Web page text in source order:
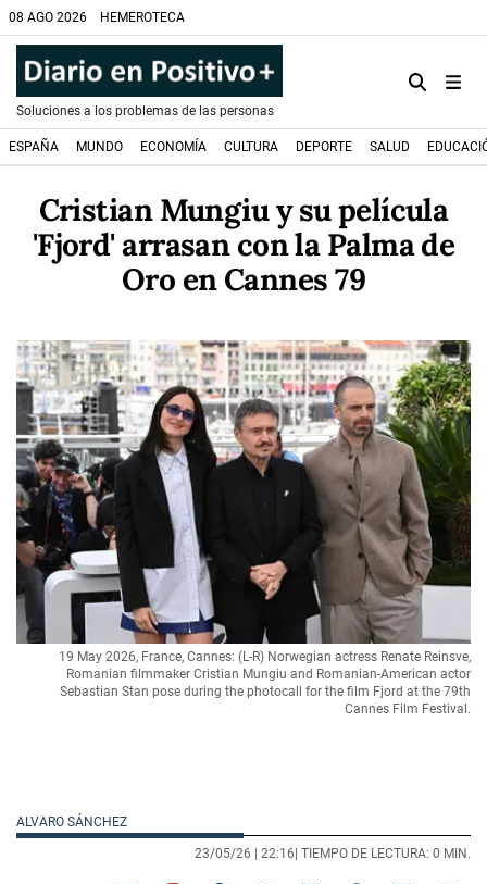
08 AGO 2026 HEMEROTECA
Soluciones a los problemas de las personas
ESPAÑA MUNDO ECONOMÍA CULTURA DEPORTE SALUD
Cristian Mungiu y su película
'Fjord' arrasan con la Palma de
Oro en Cannes 79
19 May 2026, France, Cannes: (L-R) Norwegian actress Renate Reinsve,
Romanian filmmaker Cristian Mungiu and Romanian-American actor
Sebastian Stan pose during the photocall for the film Fjord at the 79th
Cannes Film Festival.
ALVARO SÁNCHEZ
23/05/26 | 22:16| TIEMPO DE LECTURA: 0 MIN.